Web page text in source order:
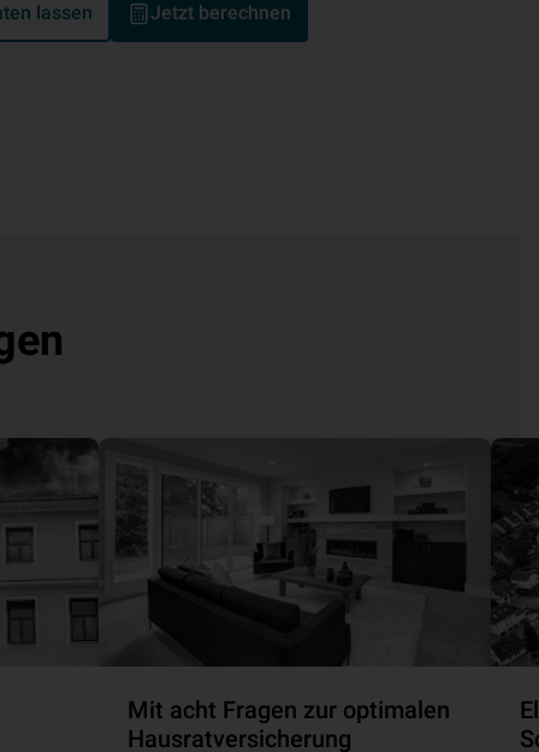
lassen Jetzt berechnen
Mit acht Fragen zur optimalen
Hausrat­ver­si­che­rung